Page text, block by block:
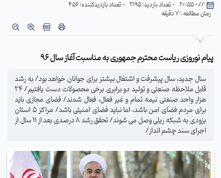
// - 20:55 - تعداد بازدید: 2195
- تعداد بازدیدکننده: 456
زمان مطالعه : 7 دقیقه
پیام نوروزی ریاست محترم جمهوری به مناسبت آغاز سال 96
سال جدید، سال پیشرفت و اشتغال بیشتر برای جوانان خواهد بود/ به رشد
قابل ملاحظه صنعتی و تولید دو برابری برخی محصولات دست یافتیم/ ۲۴
هزار واحد صنعتی نیمه تمام و غیر فعال، فعال شدند/ فضای مجازی باید
برای مردم فضای امن باشد، اما نباید فضای امنیتی باشد/ مراکز ۵ استان
بزودی به شبکه ریلی وصل می شوند/ تحقق رشد ۸ درصدی بعد از ۱۱ سال از
اجرای سند چشم انداز/